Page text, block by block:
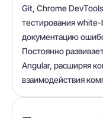
Git, Chrome
тестирования
документацию
Постоянно
Angular, расширяя
взаимодействия